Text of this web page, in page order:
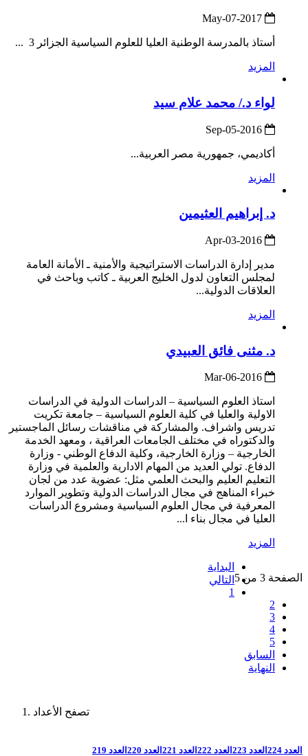
أستاذ بالمدرسة الوطنية العليا للعلوم السياسية الجزائر 3 ...
المزيد
لواء د./ محمد علام سيد
أكاديمي، جمهورية مصر العربية...
المزيد
د. إبراهيم العثيمين
مدير إدارة الدراسات الاستراتيجية والأمنية ـ الأمانة العامة
لمجلس التعاون لدول الخليج العربية ـ كاتب وباحث في
العلاقات الدولية...
المزيد
د. مثنى فائق العبيدي
استاذ العلوم السياسية – الدراسات الدولية في الدراسات
الاولية والعليا في كلية العلوم السياسية – جامعة تكريت
تدريس واشراف. والمشاركة في مناقشات رسائل الماجستير
والدكتوراه في مختلف الجامعات العراقية ، ومعهد الخدمة
الخارجية – وزارة الخارجية، وكلية الدفاع الوطني - وزارة
الدفاع. تولي العديد من المهام الادارية والعلمية في وزارة
التعليم العليم والبحث العلمي مثل: عضوية عدد من لجان
خبراء المناهج في مجال الدراسات الدولية وتطوير الموارد
المعرفية في مجال العلوم السياسية ومشروع الدراسات
العليا في مجال بناء ا...
المزيد
الصفحة 3 من 5
البداية
التالي
1
2
3
4
5
السابق
النهاية
تصفح الأعداد
العدد 224 العدد 223 العدد 222 العدد 221 العدد 220 العدد 219